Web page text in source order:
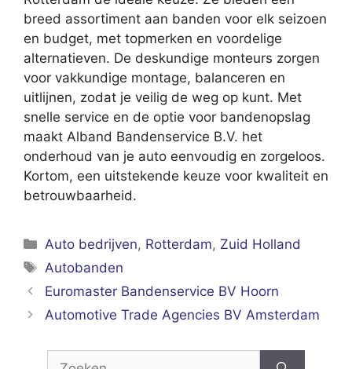
breed assortiment aan banden voor elk seizoen
en budget, met topmerken en voordelige
alternatieven. De deskundige monteurs zorgen
voor vakkundige montage, balanceren en
uitlijnen, zodat je veilig de weg op kunt. Met
snelle service en de optie voor bandenopslag
maakt Alband Bandenservice B.V. het
onderhoud van je auto eenvoudig en zorgeloos.
Kortom, een uitstekende keuze voor kwaliteit en
betrouwbaarheid.
Categorieën
Auto bedrijven, Rotterdam, Zuid Holland
Tags
Autobanden
Euromaster Bandenservice BV Hoorn
Automotive Trade Agencies BV Amsterdam